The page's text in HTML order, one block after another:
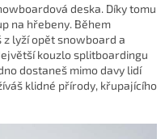
deska. Díky tomu
na hřebeny. Během
lyží opět snowboard a
kouzlo splitboardingu
dostaneš mimo davy lidí
klidné přírody, křupajícího